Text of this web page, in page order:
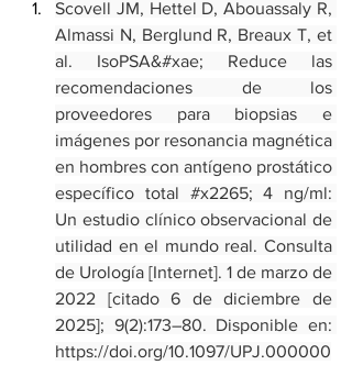
Scovell JM, Hettel D, Abouassaly R,
Almassi N, Berglund R, Breaux T, et
al. IsoPSA&#xae; Reduce las
recomendaciones de los
proveedores para biopsias e
imágenes por resonancia magnética
en hombres con antígeno prostático
específico total #x2265; 4 ng/ml:
Un estudio clínico observacional de
utilidad en el mundo real. Consulta
de Urología [Internet]. 1 de marzo de
2022 [citado 6 de diciembre de
https://doi.org/10.1097/UPJ.000000